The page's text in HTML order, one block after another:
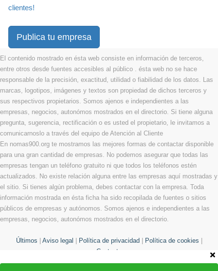
clientes!
Publica tu empresa
El contenido mostrado en ésta web consiste en información de terceros,
entre otros desde fuentes accesibles al público . ésta web no se hace
responsable de la precisión, exactitud, utilidad o fiabilidad de los datos. Las
marcas, logotipos, imágenes y textos son propiedad de dichos terceros y
sus respectivos propietarios. Somos ajenos e independientes a las
empresas, negocios, autonómos mostrados en el directorio. Si tiene alguna
pregunta, sugerencia, rectificación o es usted el propietario, le invitamos a
comunicarnoslo a través del equipo de Atención al Cliente
En nomas900.org te mostramos las mejores formas de contactar disponible
para una gran cantidad de empresas. No podemos asegurar que todas las
empresas tengan un teléfono gratuito ni que todos los teléfonos estén
actualizados. No existe relación alguna entre las empresas aquí mostradas y
el sitio. Si tienes algún problema, debes contactar con la empresa. Toda
información mostrada en ésta ficha ha sido recopilada de fuentes o sitios
públicos de empresas y autónomos. Somos ajenos e independientes a las
empresas, negocios, autonómos mostrados en el directorio.
Últimos Aviso legal Política de privacidad Política de cookies
Contacto